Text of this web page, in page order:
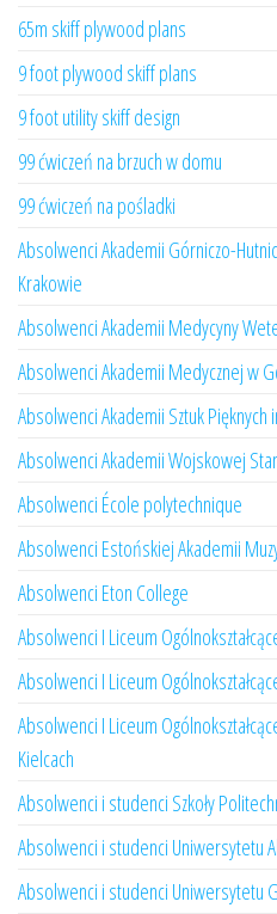
65m skiff plywood plans
9 foot plywood skiff plans
9 foot utility skiff design
99 ćwiczeń na brzuch w domu
99 ćwiczeń na pośladki
Absolwenci Akademii Górniczo-
Krakowie
Absolwenci Akademii Medycyny
Absolwenci Akademii Medycznej w
Absolwenci Akademii Sztuk Pięknych
Absolwenci Akademii Wojskowej
Absolwenci École polytechnique
Absolwenci Estońskiej Akademii
Absolwenci Eton College
Absolwenci I Liceum
Absolwenci I Liceum
Absolwenci I Liceum
Kielcach
Absolwenci i studenci Szkoły
Absolwenci i studenci Uniwersytetu
Absolwenci i studenci Uniwersytetu